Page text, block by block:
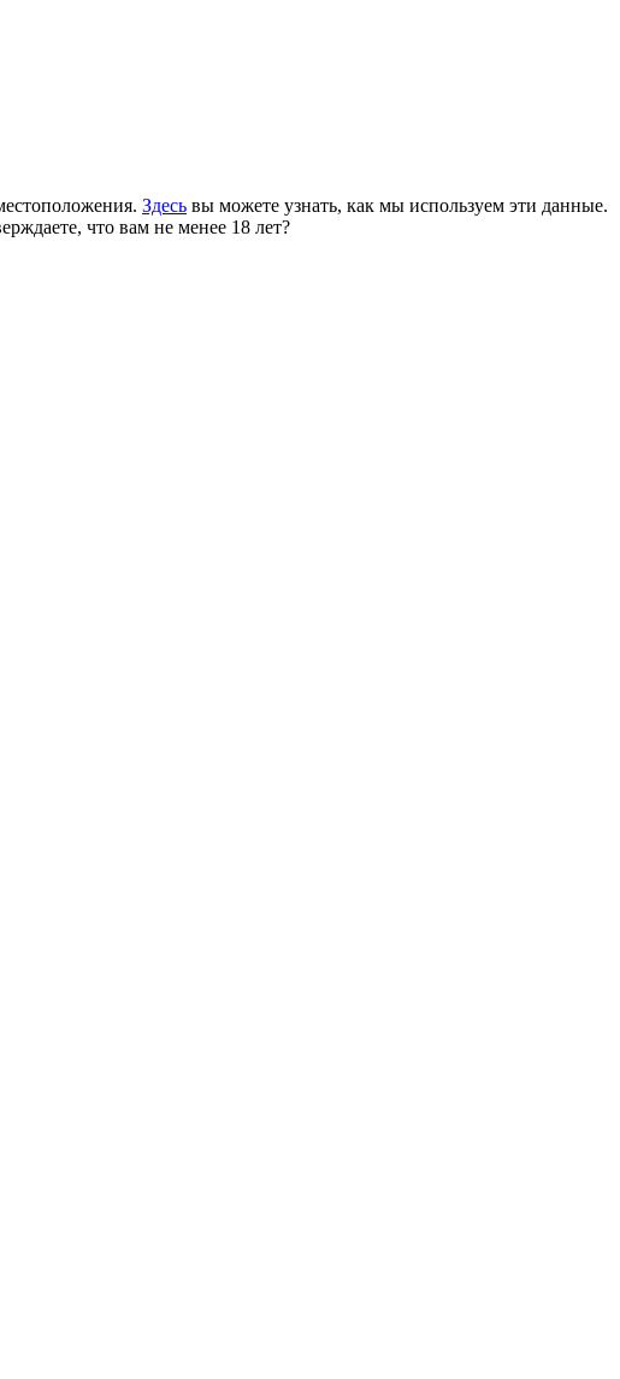
Здесь вы можете узнать, как мы используем эти данные.
что вам не менее 18 лет?